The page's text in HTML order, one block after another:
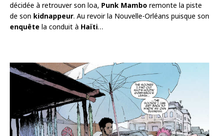
décidée à retrouver son loa, Punk Mambo remonte la piste
de son kidnappeur. Au revoir la Nouvelle-Orléans puisque son
enquête la conduit à Haïti…